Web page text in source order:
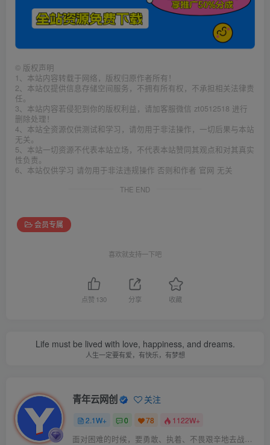
© 版权声明
1、本站内容转载于网络，版权归原作者所有！
2、本站仅提供信息存储空间服务，不拥有所有权，不承担相关法律责
任。
3、本站内容若侵犯到你的版权利益，请加客服微信 zt0512518 进行
删除处理！
4、本站全资源仅供测试和学习，请勿用于非法操作，一切后果与本站
无关。
5、本站一切资源不代表本站立场，不代表本站赞同其观点和对其真实
性负责。
6、本站仅供学习 请勿用于非法违规操作 否则和作者 官网 无关
THE END
会员专属
喜欢就支持一下吧
点赞 130 分享 收藏
Life must be lived with love, happiness, and dreams.
人生一定要有爱，有快乐，有梦想
青年云网创 关注
2.1W+ 0 78 1122W+
面对困难的时候，要勇敢、执着、不畏艰辛地去战胜它